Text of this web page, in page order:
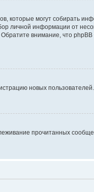
которые могут собирать
личной информации от
внимание, что
новых
прочитанных